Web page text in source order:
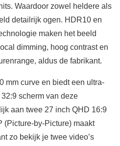
Waardoor zowel heldere als
detailrijk ogen. HDR10 en
maken het beeld
dimming, hoog contrast en
aldus de fabrikant.
mm curve en biedt een ultra-
scherm van deze
aan twee 27 inch QHD 16:9
(Picture-by-Picture) maakt
zo bekijk je twee video’s